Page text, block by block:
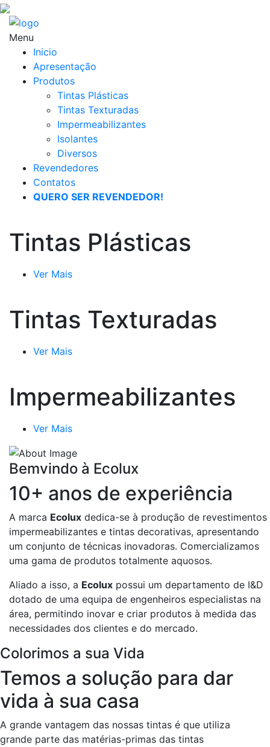
Menu
Inicio
Apresentação
Produtos
Tintas Plásticas
Tintas Texturadas
Impermeabilizantes
Isolantes
Diversos
Revendedores
Contatos
QUERO SER REVENDEDOR!
Tintas Plásticas
Ver Mais
Tintas Texturadas
Ver Mais
Impermeabilizantes
Ver Mais
Bemvindo à Ecolux
10+ anos de experiência
A marca Ecolux dedica-se à produção de revestimentos
impermeabilizantes e tintas decorativas, apresentando
um conjunto de técnicas inovadoras. Comercializamos
uma gama de produtos totalmente aquosos.
Aliado a isso, a Ecolux possui um departamento de I&D
dotado de uma equipa de engenheiros especialistas na
área, permitindo inovar e criar produtos à medida das
necessidades dos clientes e do mercado.
Colorimos a sua Vida
Temos a solução para dar
vida à sua casa
A grande vantagem das nossas tintas é que utiliza
grande parte das matérias-primas das tintas